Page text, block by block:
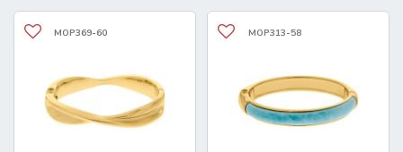
MOP369-60 MOP313-58